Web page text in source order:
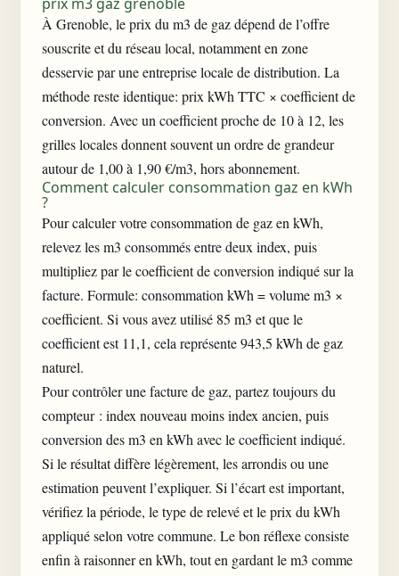
À Grenoble, le prix du m3 de gaz dépend de l’offre
souscrite et du réseau local, notamment en zone
desservie par une entreprise locale de distribution. La
méthode reste identique: prix kWh TTC × coefficient de
conversion. Avec un coefficient proche de 10 à 12, les
grilles localesdonnent souvent un ordre de grandeur
autour de 1,00 à 1,90 €/m3, hors abonnement.
Comment calculer consommation gaz en kWh
?
Pour calculer votre consommation de gaz en kWh,
relevez les m3 consommés entre deux index, puis
multipliez par le coefficient de conversion indiqué sur la
facture. Formule: consommation kWh = volume m3 ×
coefficient. Si vous avez utilisé 85 m3 et que le
coefficient est 11,1, cela représente 943,5 kWh de gaz
naturel.
Pour contrôler une facture de gaz, partez toujours du
compteur : index nouveau moins index ancien, puis
conversion des m3 en kWh avec le coefficient indiqué.
Si le résultat diffère légèrement, les arrondis ou une
estimation peuvent l’expliquer. Si l’écart est important,
vérifiez la période, le type de relevé et le prix du kWh
appliquéselon votre commune. Le bon réflexe consiste
enfin à raisonner en kWh, tout en gardant le m3 comme